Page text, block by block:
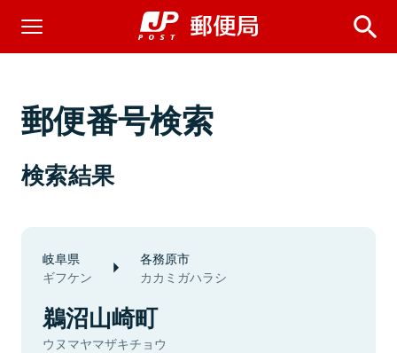
郵便番号検索
検索結果
岐阜県
ギフケン
各務原市
カカミガハラシ
鵜沼山崎町
ウヌマヤマザキチョウ